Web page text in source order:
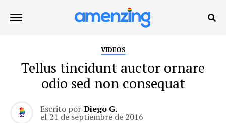
VIDEOS
Tellus tincidunt auctor ornare
odio sed non consequat
Escrito por Diego G.
el 21 de septiembre de 2016